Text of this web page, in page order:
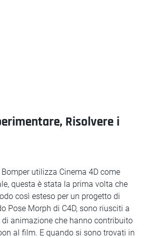
Risolvere i
utilizza Cinema 4D come
questa è stata la prima volta che
così esteso per un progetto di
Pose Morph di C4D, sono riusciti a
di animazione che hanno contribuito
al film. E quando si sono trovati in